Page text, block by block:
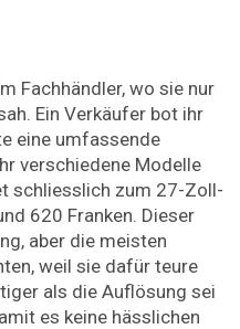
Fachhändler, wo sie nur
Ein Verkäufer bot ihr
eine umfassende
verschiedene Modelle
schliesslich zum 27-Zoll-
620 Franken. Dieser
aber die meisten
weil sie dafür teure
als die Auflösung sei
es keine hässlichen